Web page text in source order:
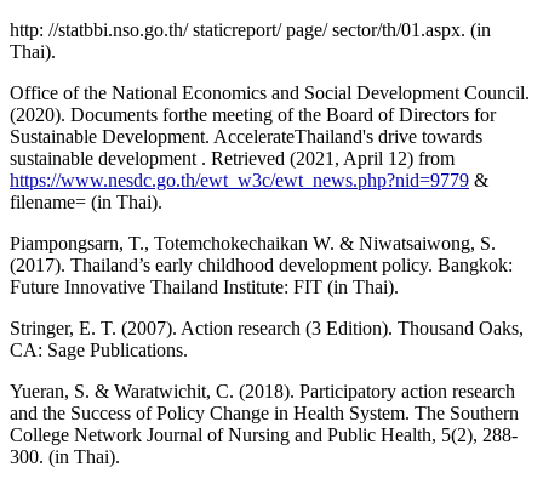
http: //statbbi.nso.go.th/ staticreport/ page/ sector/th/01.aspx. (in
Thai).
Office of the National Economics and Social Development Council.
(2020). Documents forthe meeting of the Board of Directors for
Sustainable Development. AccelerateThailand's drive towards
sustainable development . Retrieved (2021, April 12) from
https://www.nesdc.go.th/ewt_w3c/ewt_news.php?nid=9779 &
filename= (in Thai).
Piampongsarn, T., Totemchokechaikan W. & Niwatsaiwong, S.
(2017). Thailand’s early childhood development policy. Bangkok:
Future Innovative Thailand Institute: FIT (in Thai).
Stringer, E. T. (2007). Action research (3 Edition). Thousand Oaks,
CA: Sage Publications.
Yueran, S. & Waratwichit, C. (2018). Participatory action research
and the Success of Policy Change in Health System. The Southern
College Network Journal of Nursing and Public Health, 5(2), 288-
300. (in Thai).